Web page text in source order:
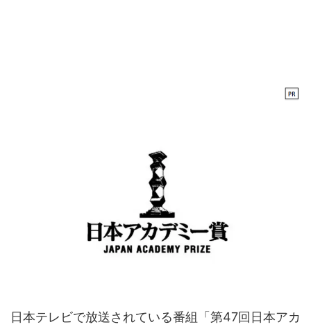
日本テレビで放送されている番組「第47回日本アカ